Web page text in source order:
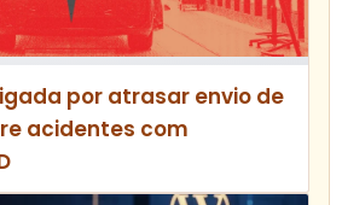
por atrasar envio de
acidentes com